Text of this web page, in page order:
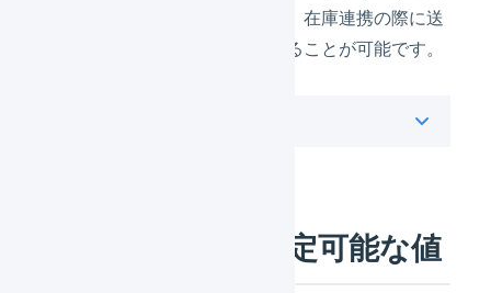
荷作業日数」を変更することで、在庫連携の際に送
信される出荷作業日数を変更することが可能です。
出荷作業日数に設定可能な値